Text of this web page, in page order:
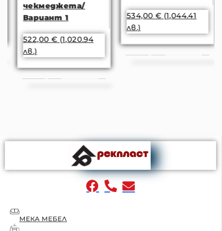
чекмеджета/
Вариант 1
522,00€ (1,020.94
лв.)
534,00€ (1,044.41
лв.)
МЕКА МЕБЕЛ